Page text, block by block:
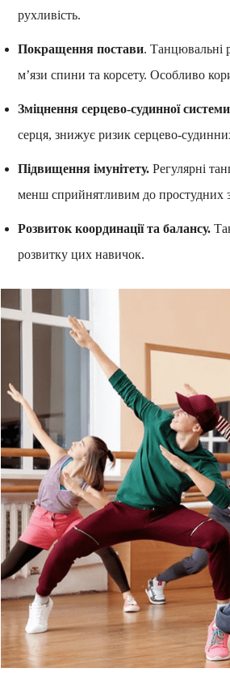
рухливість.
Покращення постави. Танцювальні
м’язи спини та корсету. Особливо
Зміцнення серцево-судинної
серця, знижує ризик серцево-
Підвищення імунітету. Регулярні
менш сприйнятливим до простудних
Розвиток координації та балансу.
розвитку цих навичок.